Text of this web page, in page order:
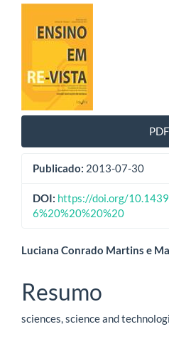
Barra
lateral
de
artigos
PDF
Publicado: 2013-07-30
DOI: https://doi.org/
6%20%20%20%20
Conteúdo
do
artigo
principal
Luciana Conrado Martins e
Resumo
sciences, science and